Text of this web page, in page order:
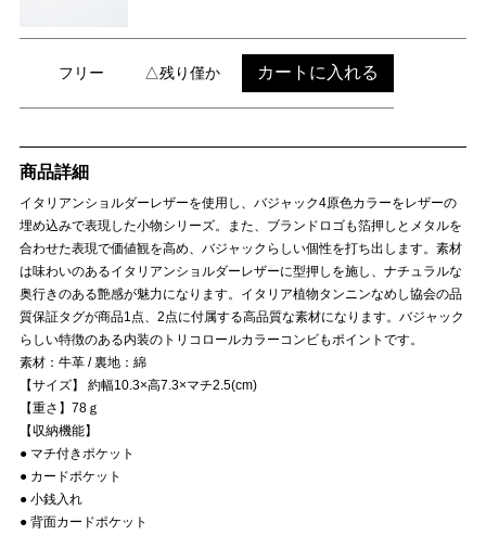
フリー △残り僅か カートに入れる
商品詳細
イタリアンショルダーレザーを使用し、バジャック4原色カラーをレザーの
埋め込みで表現した小物シリーズ。また、ブランドロゴも箔押しとメタルを
合わせた表現で価値観を高め、バジャックらしい個性を打ち出します。素材
は味わいのあるイタリアンショルダーレザーに型押しを施し、ナチュラルな
奥行きのある艶感が魅力になります。イタリア植物タンニンなめし協会の品
質保証タグが商品1点、2点に付属する高品質な素材になります。バジャック
らしい特徴のある内装のトリコロールカラーコンビもポイントです。
素材：牛革 / 裏地：綿
【サイズ】 約幅10.3×高7.3×マチ2.5(cm)
【重さ】78ｇ
【収納機能】
● マチ付きポケット
● カードポケット
● 小銭入れ
● 背面カードポケット